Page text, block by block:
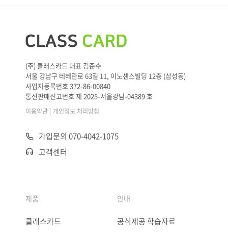
(주) 클래스카드 대표 김준수
서울 강남구 테헤란로 63길 11, 이노센스빌딩 12층 (삼성동)
사업자등록번호 372-86-00840
통신판매신고번호 제 2025-서울강남-04389 호
이용약관 | 개인정보 처리방침
가입문의 070-4042-1075
고객센터
제품
클래스카드
안내
공식제공 학습자료